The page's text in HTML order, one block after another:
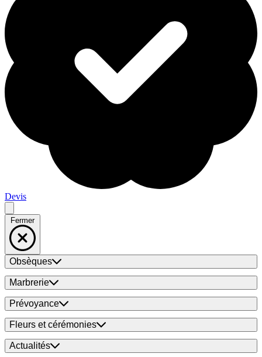
Devis
Fermer
Obsèques
Marbrerie
Prévoyance
Fleurs et cérémonies
Actualités